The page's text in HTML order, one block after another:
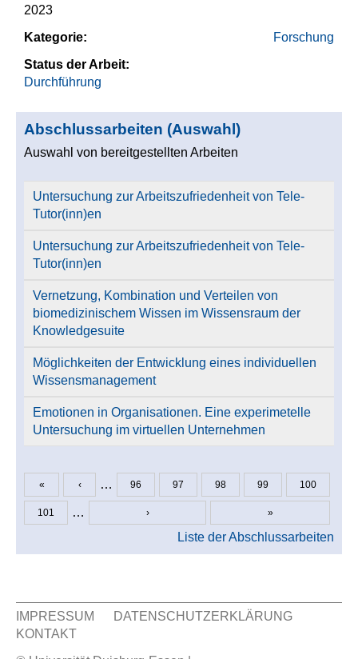
2023
Kategorie:
Forschung
Status der Arbeit:
Durchführung
Abschlussarbeiten (Auswahl)
Auswahl von bereitgestellten Arbeiten
Untersuchung zur Arbeitszufriedenheit von Tele-
Tutor(inn)en
Untersuchung zur Arbeitszufriedenheit von Tele-
Tutor(inn)en
Vernetzung, Kombination und Verteilen von
biomedizinischem Wissen im Wissensraum der
Knowledgesuite
Möglichkeiten der Entwicklung eines individuellen
Wissensmanagement
Emotionen in Organisationen. Eine experimetelle
Untersuchung im virtuellen Unternehmen
Seiten
« ‹ … 96 97 98 99 100
101 … › »
Liste der Abschlussarbeiten
Sekundär Menü
IMPRESSUM
DATENSCHUTZERKLÄRUNG
KONTAKT